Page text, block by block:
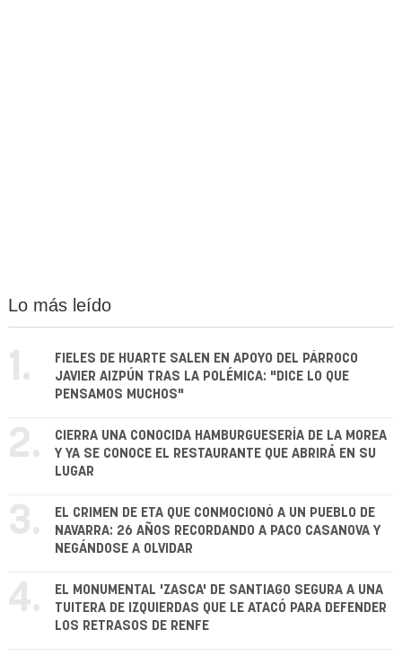
Lo más leído
1.
FIELES DE HUARTE SALEN EN APOYO DEL PÁRROCO
JAVIER AIZPÚN TRAS LA POLÉMICA: "DICE LO QUE
PENSAMOS MUCHOS"
2.
CIERRA UNA CONOCIDA HAMBURGUESERÍA DE LA MOREA
Y YA SE CONOCE EL RESTAURANTE QUE ABRIRÁ EN SU
LUGAR
3.
EL CRIMEN DE ETA QUE CONMOCIONÓ A UN PUEBLO DE
NAVARRA: 26 AÑOS RECORDANDO A PACO CASANOVA Y
NEGÁNDOSE A OLVIDAR
4.
EL MONUMENTAL 'ZASCA' DE SANTIAGO SEGURA A UNA
TUITERA DE IZQUIERDAS QUE LE ATACÓ PARA DEFENDER
LOS RETRASOS DE RENFE